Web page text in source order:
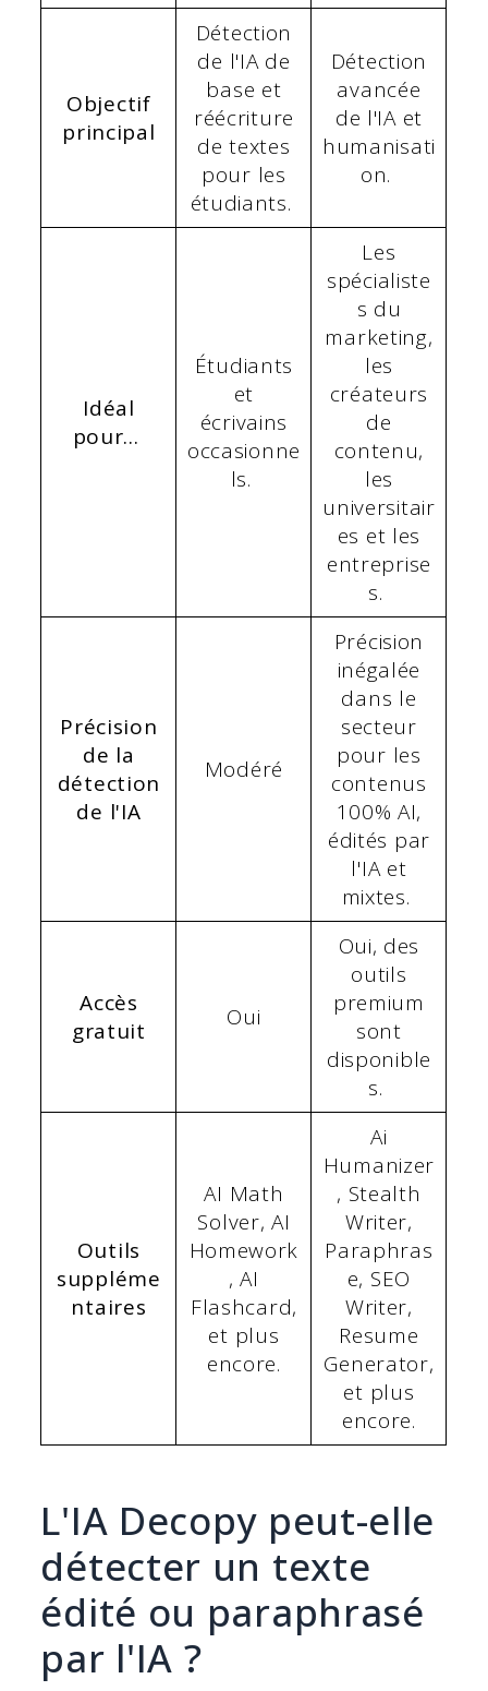
Objectif
principal
Détection
de l'IA de
base et
réécriture
de textes
pour les
étudiants.
Détection
avancée
de l'IA et
humanisati
on.
Idéal
pour...
Étudiants
et
écrivains
occasionne
ls.
Les
spécialiste
s du
marketing,
les
créateurs
de
contenu,
les
universitair
es et les
entreprise
s.
Précision
de la
détection
de l'IA
Modéré
Précision
inégalée
dans le
secteur
pour les
contenus
100% AI,
édités par
l'IA et
mixtes.
Accès
gratuit
Oui
Oui, des
outils
premium
sont
disponible
s.
Outils
suppléme
ntaires
AI Math
Solver, AI
Homework
, AI
Flashcard,
et plus
encore.
Ai
Humanizer
, Stealth
Writer,
Paraphras
e, SEO
Writer,
Resume
Generator,
et plus
encore.
L'IA Decopy peut-elle
détecter un texte
édité ou paraphrasé
par l'IA ?